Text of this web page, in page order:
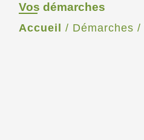
Vos démarches
Accueil / Démarches /